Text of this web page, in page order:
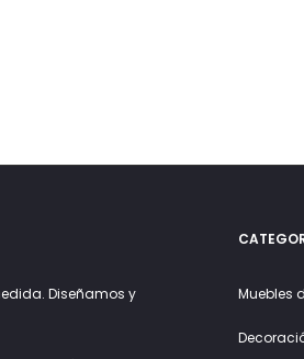
Diseñamos y
Muebles